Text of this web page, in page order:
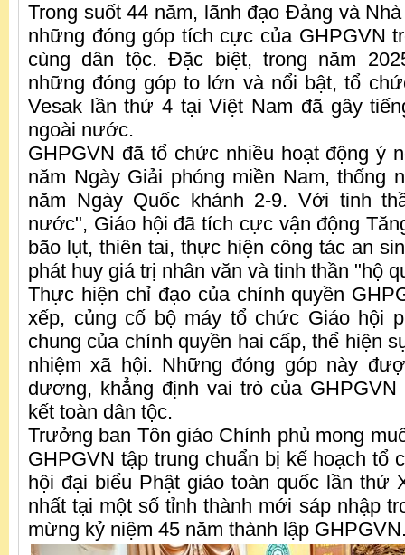
Trong suốt 44 năm, lãnh đạo Đảng và
những đóng góp tích cực của GHPGVN
cùng dân tộc. Đặc biệt, trong năm
những đóng góp to lớn và nổi bật, tổ
Vesak lần thứ 4 tại Việt Nam đã gây
ngoài nước.
GHPGVN đã tổ chức nhiều hoạt động ý
năm Ngày Giải phóng miền Nam, thống
năm Ngày Quốc khánh 2-9. Với tinh
nước", Giáo hội đã tích cực vận động
bão lụt, thiên tai, thực hiện công tác an
phát huy giá trị nhân văn và tinh thần "hộ
Thực hiện chỉ đạo của chính quyền
xếp, củng cố bộ máy tổ chức Giáo hội
chung của chính quyền hai cấp, thể hiện
nhiệm xã hội. Những đóng góp này
dương, khẳng định vai trò của
kết toàn dân tộc.
Trưởng ban Tôn giáo Chính phủ mong
GHPGVN tập trung chuẩn bị kế hoạch tổ
hội đại biểu Phật giáo toàn quốc lần thứ
nhất tại một số tỉnh thành mới sáp nhập
mừng kỷ niệm 45 năm thành lập